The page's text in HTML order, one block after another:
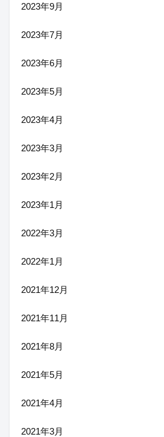
2023年9月
2023年7月
2023年6月
2023年5月
2023年4月
2023年3月
2023年2月
2023年1月
2022年3月
2022年1月
2021年12月
2021年11月
2021年8月
2021年5月
2021年4月
2021年3月